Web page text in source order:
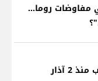
مفاوضات روما...
آذار